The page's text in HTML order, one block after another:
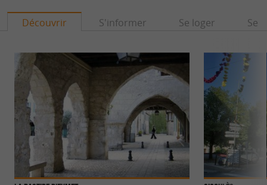
Découvrir S'informer Se loger Se